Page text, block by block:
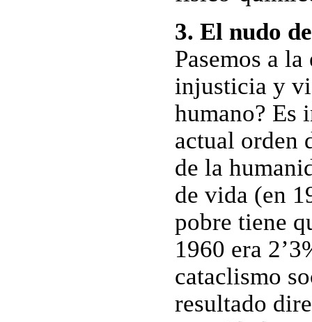
3. El nudo
Pasemos a
injusticia y
humano? Es
actual orden
de la
de vida (en
pobre tiene
1960 era
cataclismo
resultado